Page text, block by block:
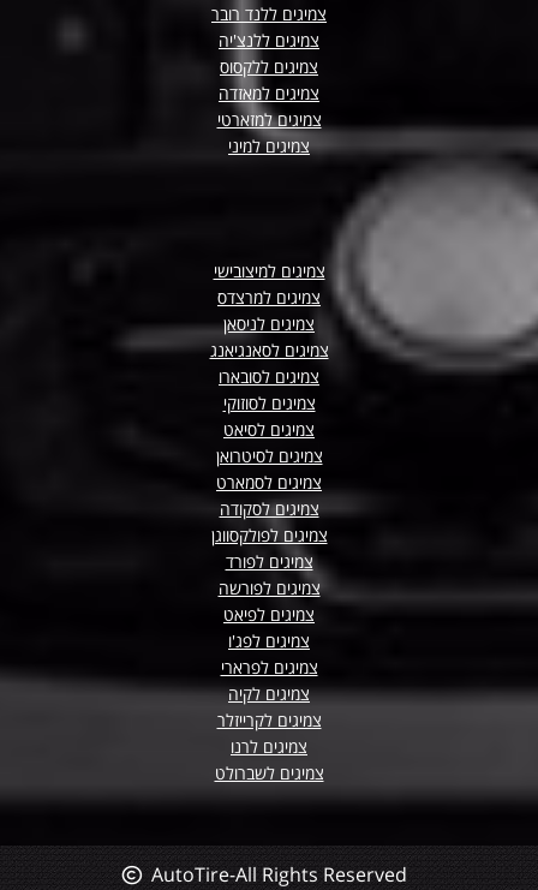
צמיגים ללנד רובר
צמיגים ללנצ'יה
צמיגים ללקסוס
צמיגים למאזדה
צמיגים למזארטי
צמיגים למיני
צמיגים למיצובישי
צמיגים למרצדס
צמיגים לניסאן
צמיגים לסאנגיאנג
צמיגים לסובארו
צמיגים לסוזוקי
צמיגים לסיאט
צמיגים לסיטרואן
צמיגים לסמארט
צמיגים לסקודה
צמיגים לפולקסווגן
צמיגים לפורד
צמיגים לפורשה
צמיגים לפיאט
צמיגים לפג'ו
צמיגים לפרארי
צמיגים לקיה
צמיגים לקרייזלר
צמיגים לרנו
צמיגים לשברולט
AutoTire-All Rights Reserved